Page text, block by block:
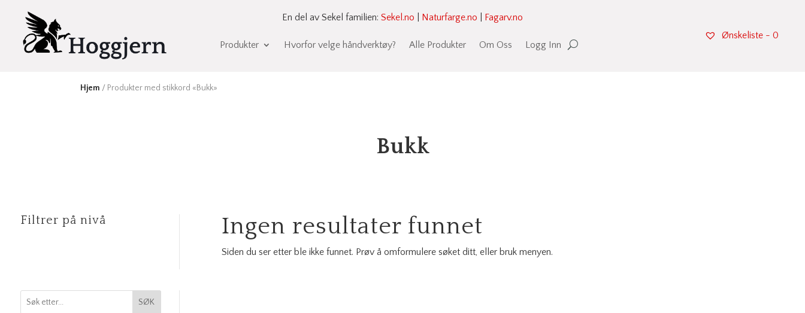
En del av Sekel familien: Sekel.no Naturfarge.no Fagarv.no
Produkter Hvorfor velge håndverktøy? Alle Produkter Om Oss Logg Inn
Ønskeliste - 0
Hjem / Produkter med stikkord «Bukk»
Bukk
Filtrer på nivå
SØK
Ingen resultater funnet
Siden du ser etter ble ikke funnet. Prøv å omformulere søket ditt, eller bruk menyen.